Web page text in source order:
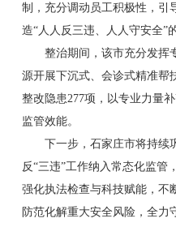
制，充分调动员工积极性，引
造“人人反三违、人人守安全”
整治期间，该市充分发挥
源开展下沉式、会诊式精准帮
整改隐患277项，以专业力量
监管效能。
下一步，石家庄市将持续
反“三违”工作纳入常态化监管
强化执法检查与科技赋能，不
防范化解重大安全风险，全力